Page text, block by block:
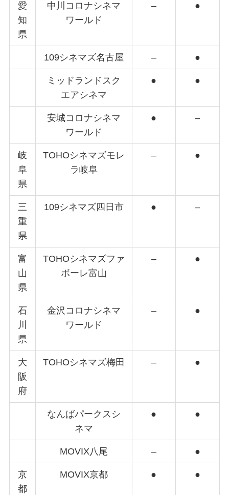
愛
知
県
中川コロナシネマ
ワールド
– ●
109シネマズ名古屋 – ●
ミッドランドスク
エアシネマ
● ●
安城コロナシネマ
ワールド
● –
岐
阜
県
TOHOシネマズモレ
ラ岐阜
– ●
三
重
県
109シネマズ四日市 ● –
富
山
県
TOHOシネマズファ
ボーレ富山
– ●
石
川
県
金沢コロナシネマ
ワールド
– ●
大
阪
府
TOHOシネマズ梅田 – ●
なんばパークスシ
ネマ
● ●
MOVIX八尾 – ●
京
都
MOVIX京都 ● ●